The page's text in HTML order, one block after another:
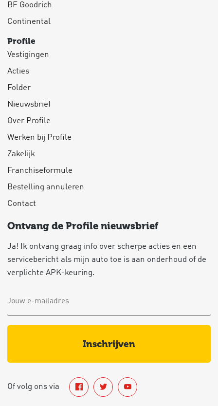
BF Goodrich
Continental
Profile
Vestigingen
Acties
Folder
Nieuwsbrief
Over Profile
Werken bij Profile
Zakelijk
Franchiseformule
Bestelling annuleren
Contact
Ontvang de Profile nieuwsbrief
Ja! Ik ontvang graag info over scherpe acties en een
servicebericht als mijn auto toe is aan onderhoud of de
verplichte APK-keuring.
inschrijven
Of volg ons via